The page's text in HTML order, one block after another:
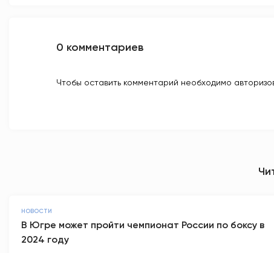
0 комментариев
Чтобы оставить комментарий необходимо
НОВОСТИ
В Югре может пройти чемпионат России по боксу в
2024 году